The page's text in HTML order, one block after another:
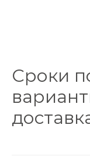
Сроки